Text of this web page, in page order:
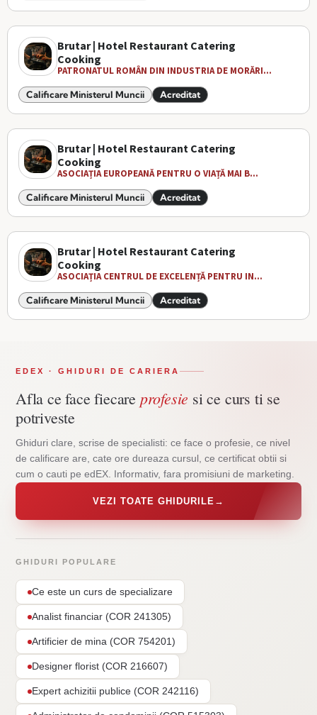
Brutar | Hotel Restaurant Catering
Cooking
PATRONATUL ROMÂN DIN INDUSTRIA DE MORĂRI...
Calificare Ministerul Muncii Acreditat
Brutar | Hotel Restaurant Catering
Cooking
ASOCIAȚIA EUROPEANĂ PENTRU O VIAȚĂ MAI B...
Calificare Ministerul Muncii Acreditat
Brutar | Hotel Restaurant Catering
Cooking
ASOCIAȚIA CENTRUL DE EXCELENȚĂ PENTRU IN...
Calificare Ministerul Muncii Acreditat
EDEX · GHIDURI DE CARIERA
Afla ce face fiecare profesie si ce curs ti se
potriveste
Ghiduri clare, scrise de specialisti: ce face o profesie, ce nivel
de calificare are, cate ore dureaza cursul, ce certificat obtii si
cum o cauti pe edEX. Informativ, fara promisiuni de marketing.
VEZI TOATE GHIDURILE →
GHIDURI POPULARE
Ce este un curs de specializare
Analist financiar (COR 241305)
Artificier de mina (COR 754201)
Designer florist (COR 216607)
Expert achizitii publice (COR 242116)